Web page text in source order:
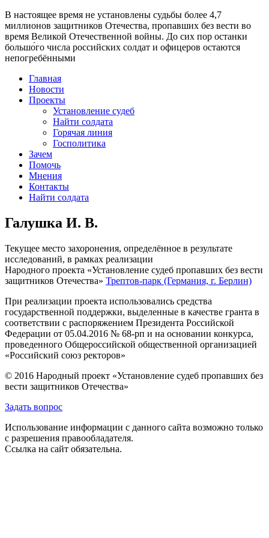
В настоящее время не установлены судьбы более 4,7
миллионов защитников Отечества, пропавших без вести во
время Великой Отечественной войны. До сих пор останки
большо́го числа российских солдат и офицеров остаются
непогребёнными
Главная
Новости
Проекты
Установление судеб
Найти солдата
Горячая линия
Госполитика
Зачем
Помочь
Мнения
Контакты
Найти солдата
Галушка И. В.
Текущее место захоронения, определённое в результате
исследований, в рамках реализации
Народного проекта «Установление судеб пропавших без вести
защитников Отечества» Трептов-парк (Германия, г. Берлин)
При реализации проекта использовались средства
государственной поддержки, выделенные в качестве гранта в
соответствии с распоряжением Президента Российской
Федерации от 05.04.2016 № 68-рп и на основании конкурса,
проведенного Общероссийской общественной организацией
«Российский союз ректоров»
© 2016 Народный проект «Установление судеб пропавших без
вести защитников Отечества»
Задать вопрос
Использование информации с данного сайта возможно только
с разрешения правообладателя.
Ссылка на сайт обязательна.